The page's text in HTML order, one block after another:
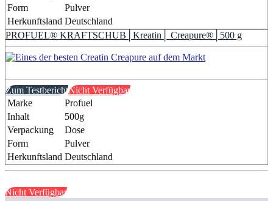
Form
Pulver
Herkunftsland Deutschland
PROFUEL® KRAFTSCHUB│Kreatin│ Creapure®│500 g
Zum TestberichtNicht Verfügbar
Marke
Profuel
Inhalt
500g
Verpackung
Dose
Form
Pulver
Herkunftsland Deutschland
Nicht Verfügbar